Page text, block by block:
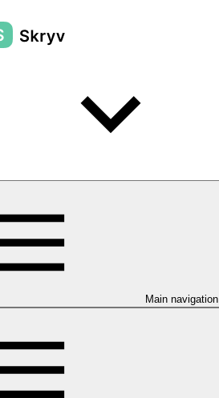
Main navigation